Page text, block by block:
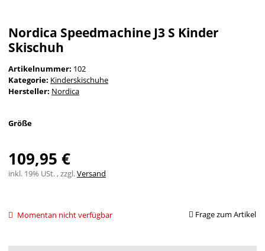
Nordica Speedmachine J3 S Kinder
Skischuh
Artikelnummer: 102
Kategorie: Kinderskischuhe
Hersteller: Nordica
Größe
109,95 €
inkl. 19% USt. , zzgl.Versand
Momentan nicht verfügbar Frage zum Artikel